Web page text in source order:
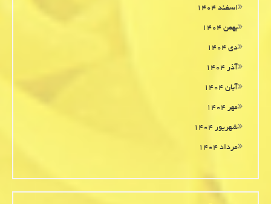
اسفند ۱۴۰۴
بهمن ۱۴۰۴
دی ۱۴۰۴
آذر ۱۴۰۴
آبان ۱۴۰۴
مهر ۱۴۰۴
شهریور ۱۴۰۴
مرداد ۱۴۰۴